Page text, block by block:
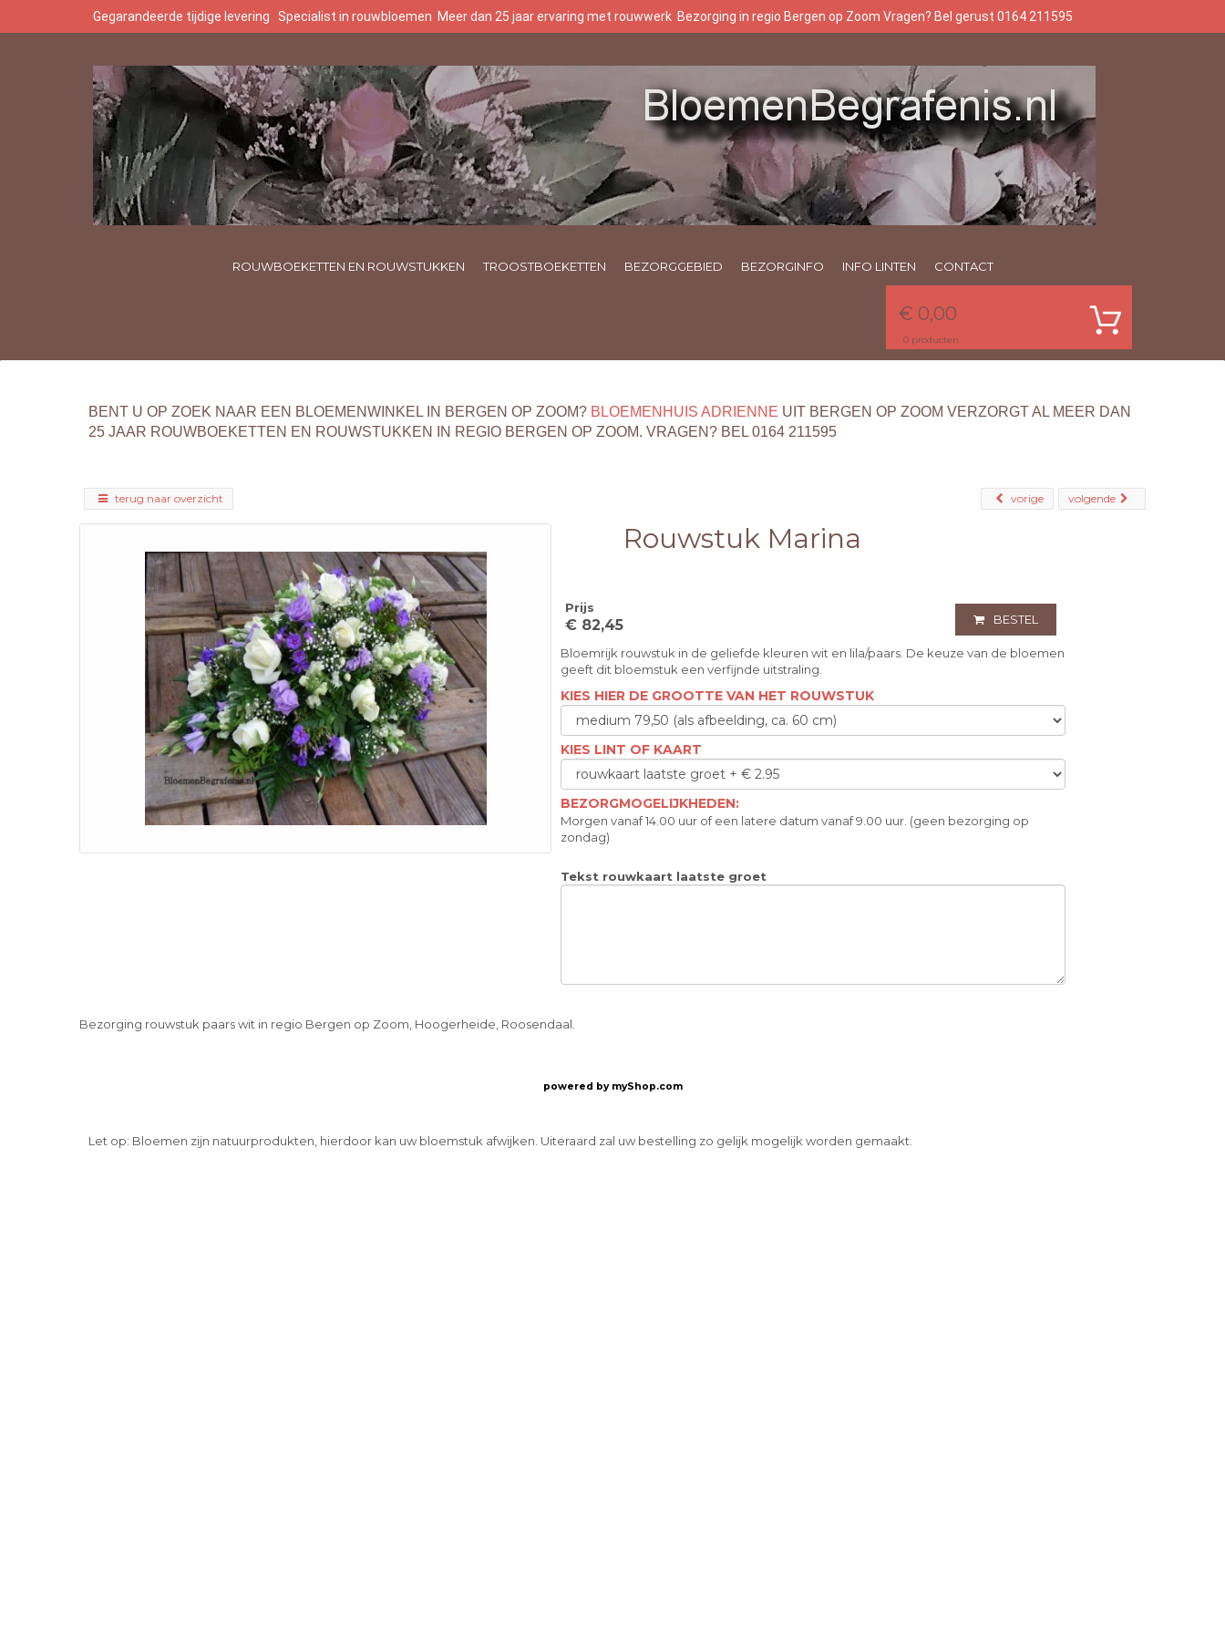
Gegarandeerde tijdige levering Specialist in rouwbloemen Meer dan 25 jaar ervaring met rouwwerk Bezorging in regio Bergen op Zoom Vragen? Bel gerust 0164 211595
ROUWBOEKETTEN EN ROUWSTUKKEN TROOSTBOEKETTEN BEZORGGEBIED BEZORGINFO INFO LINTEN CONTACT
€ 0,00
0 producten
BENT U OP ZOEK NAAR EEN BLOEMENWINKEL IN BERGEN OP ZOOM? BLOEMENHUIS ADRIENNE UIT BERGEN OP ZOOM VERZORGT AL MEER DAN
25 JAAR ROUWBOEKETTEN EN ROUWSTUKKEN IN REGIO BERGEN OP ZOOM. VRAGEN? BEL 0164 211595
terug naar overzicht volgende
vorige
Rouwstuk Marina
Prijs
€ 82,45 BESTEL
Bloemrijk rouwstuk in de geliefde kleuren wit en lila/paars. De keuze van de bloemen
geeft dit bloemstuk een verfijnde uitstraling.
KIES HIER DE GROOTTE VAN HET ROUWSTUK
KIES LINT OF KAART
BEZORGMOGELIJKHEDEN:
Morgen vanaf 14.00 uur of een latere datum vanaf 9.00 uur. (geen bezorging op
zondag)
Tekst rouwkaart laatste groet
Bezorging rouwstuk paars wit in regio Bergen op Zoom, Hoogerheide, Roosendaal.
powered by myShop.com
Let op: Bloemen zijn natuurprodukten, hierdoor kan uw bloemstuk afwijken. Uiteraard zal uw bestelling zo gelijk mogelijk worden gemaakt.